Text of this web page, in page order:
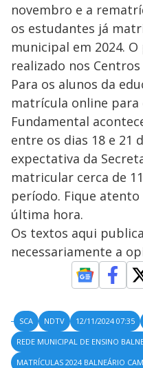
novembro e a
os estudantes já
municipal em 2024.
realizado nos
Para os alunos da
matrícula online para
Fundamental
entre os dias 18 e 21
expectativa da
matricular cerca de
período. Fique atento
última hora.
Os textos aqui
necessariamente a
SCA NDTV 12/11/2024 07:35
REDE MUNICIPAL DE ENSINO
MATRÍCULAS 2024 BALNEÁRIO